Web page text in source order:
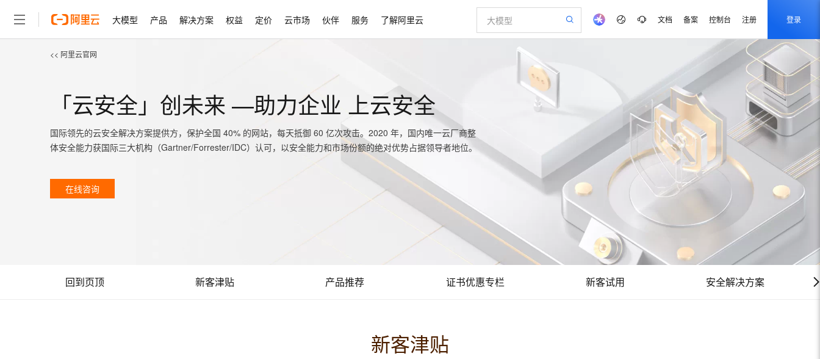
大模型 产品 解决方案 权益 定价 云市场 伙伴 服务 了解阿里云 文档 备案 控制台 注册 登录
<< 阿里云官网
「云安全」创未来 —助力企业 上云安全
国际领先的云安全解决方案提供方，保护全国 40% 的网站，每天抵御 60 亿次攻击。2020 年，国内唯一云厂商整
体安全能力获国际三大机构（Gartner/Forrester/IDC）认可，以安全能力和市场份额的绝对优势占据领导者地位。
在线咨询
回到页顶 新客津贴 产品推荐 证书优惠专栏 新客试用 安全解决方案
新客津贴
大模型服务平台百炼
为企业打造的大模型服务与应用开发平台
大模型
Kimi-K3 NEW
Kimi 最新旗舰模型，长程编程与推理利器
GLM-5.2
1M上下文，专为长程任务能力而生
图片和视频生成
HappyHorse-1.1-T2V
让文字生成流畅细腻的高质量视频
HappyHorse-1.1-I2V
图生视频，流畅自然，细节丰富
Wan2.7-T2V
文戏情感细腻自然，动作戏激烈拳拳到肉，实现更强表演能力
语音识别与合成
Qwen3-TTS-Flash
离线语音合成大模型，多语言方言自适应，低延迟高稳定
Cosyvoice-V3-Flash
Fun-ASR
大模型服务平台百炼-应用模版
精选产品
大模型服务平台百炼 大模型
大模型服务与应用平台
轻量应用服务器
快速构建应用程序和网站，即刻迈出上云第一步
大数据开发治理平台 DataWorks
域名与网站
提供智能易用的域名与建站服务
千问大模型 大模型
多元化、高性能、安全可靠的大模型服务
数字证书管理服务（原SSL证书）
实现全站HTTPS，呈现可信的WEB访问
Qoder
面向真实软件的智能体编程平台
云原生大数据计算服务 MaxCompute
云服务器 ECS
安全可靠、弹性可伸缩的云计算服务
无影云电脑
随时随地安全接入的云上超级电脑
云原生数据库 PolarDB
100%兼容MySQL、PostgreSQL，兼容Oracle，支持集中和分布式
容器服务 Kubernetes 版 ACK
产品动态
Qwen3.8-Max 模型上线
Open Search 向量检索版支
持视频检索 Pipeline 功能
应用身份服务 (IDaaS)
OpenClaw 管理能力上线
MaxCompute MaxFrame 提
供自动弹性内存功能
Milvus 弹性伸缩功能新增节
点支持范围
AI 原生数据库服务发布
精选解决方案
互联网应用开发
千问办公，解锁你的工作新方式 NEW
企业级Agent产品，直接交付可用成果
Agency Agents：拥有专属领域专家
多领域专家智能体,一键组建 AI 虚拟交付团队
睿译宝，AI翻译排版一步到位
上传文档即自动完成翻译和格式还原
GLM-5.2：长任务时代开源旗舰模型
真正可用的 1M 上下文,一次完成代码全链路开发
Hermes Agent，打造自进化智能体
自主进化，持久记忆，越用越聪明
Claude Code + GStack 打造工程团队
安装技能 GStack，拥有专属 AI 工程团队
Qwen Audio：打造专属 AI 语音助手
即刻拥有 DeepSeek-V4-Pro
轻松解锁专属 DeepSeek-V4-Pro
5 分钟轻松部署专属 QwenPaw HOT
低代码高效构建企业门户网站
一句话生成原生可编辑精美 PPT 文稿
输入一句话想法, 轻松生成专业的 PPT
一键部署幻兽帕鲁游戏服务器 HOT
一键购买专属联机服务器，轻松开启游戏
漫剧工坊：一站式动画创作平台
快速生产连贯的高质量长漫剧
10 分钟搭建微信、支付宝小程序
高效部署网站，快速应用到小程序
普惠上云 官方力荐
云服务器38元/年起，超值低价云产品抢先购
官方推荐返现计划
推荐新用户得奖励，单订单最高返9万
AI 产品 免费试用
智启 AI 普惠权益
至高享 1亿+免费 tokens，加速 Al 应用落地
阿里云 OPC 创新助力计划
至高百万元 Token 补贴，加速一人公司成长
Token Plan 模型订阅计划
Qwen3.8-Max 首发尝鲜，限时加量 10 倍，夜间低至2折
千问办公，限时限量积分加倍 NEW
你的AI工作搭子，覆盖日常办公高频场景
万小智 AI 建站低至 15元/月
送.CN域名，送备案服务码
Night Plan 支持 Qwen 3.8-Max NEW
AI 场景体验
AI Coding
智能编程，一键开启高性价比 AI 编程新体验
从图文生成到视频创作，一键激活电商全链路生产力
AI 广告创作
图文、视频一站生成，高效打造优质广告素材
0 代码专业建站，无忧落地极速上线
AI 短剧/漫剧
AI助力短剧漫剧创作，剧本、分镜、视频高效生成
AI 办公
AI 活动
AI 生产力先锋
先锋实践拓展 AI 生产力的边界
飞天发布时刻
所见，即是所愿
AI 实训营
从基础到进阶，Agent 创客手把手教你
创新加速
上云场景组合购
覆盖90%+业务场景，专享组合折扣价
云聚AI 严选权益
管理和优化成本
自助选配和估算价格
价格优势
推动算力普惠，释放技术红利
配置报价器
阿里云 OPC 创新助力计划
至高可申请百万元
Token 补贴，五大权
益加速 OPC 成功
网站建设
多端小程序
Salesforce 国际版订阅
数据集
手机三要素
身份实名认证
OCR 文字识别
发票查验
企业应用
OA 办公系统
基础软件
Docker
操作系统
WordPress
专业服务
域名
商标
备案
公司注册
上云迁移
VPN
分销伙伴
咨询伙伴
销售伙伴合作计划
产品生态集成认证中心
产品生态伙伴
产品生态伙伴工作台
产品伙伴合作计划
阿里云MaaS产品伙伴计划（繁花）
弹性计算合作计划
数据库合作计划
云网络合作计划
Salesforce On Alibaba Cloud ISV 合作
成为服务伙伴
服务生态伙伴
服务伙伴合作计划
Al MaaS 服务伙伴赋能合作
伙伴信用分合作计划
更多支持
合作伙伴培训与认证
查询合作伙伴
登录合作伙伴管理后台
在线服务
售后服务
自助服务
企业支持计划
专家技术服务
企业增值服务台
企业成长
服务实践
创新中心
阿里云认证
大模型认证
信息公告
开发者社区
博文
问答
电子书
镜像站
我要反馈
我要建议
什么是云计算
技术领先
稳定可靠
云开发大赛
云上春晚
云上奥运之旅
云栖战略参考
云上的中国
看见新力量
金融模力时刻
市场活动
2026 阿里云峰会
阿里云中企出海大会
活动全景
魔搭 ModelScope
高校合作
云工开物
加入我们
Careers
社会招聘
校园招聘